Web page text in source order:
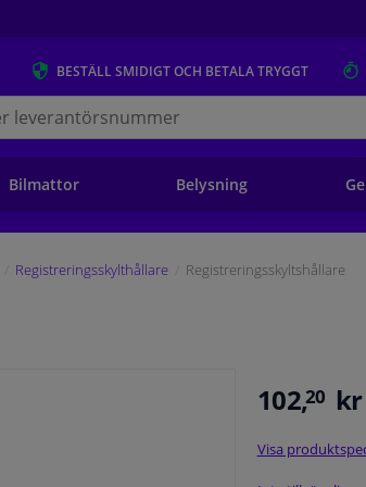
BESTÄLL SMIDIGT OCH BETALA TRYGGT
Bilmattor Belysning
Registreringsskylthållare Registreringsskyltshållare
102,20 kr
Visa